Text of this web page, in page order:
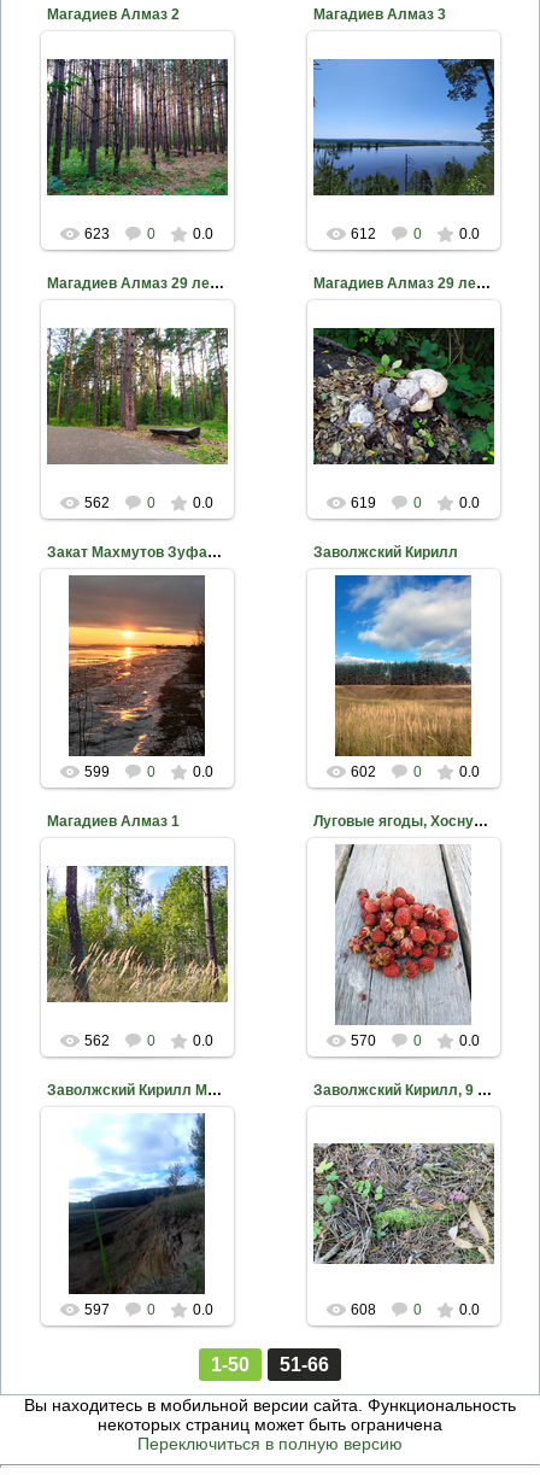
Магадиев Алмаз 2
2020-10-18
nkama
623 0 0.0
Магадиев Алмаз 3
nkama
612 0 0.0
Магадиев Алмаз 29 лет Елабуга (3)
2020-10-18
nkama
562 0 0.0
Магадиев Алмаз 29 лет Елабуга (2)
2020-10-18
nkama
619 0 0.0
Закат Махмутов Зуфар ДЭБЦ ЕМР РТ, 11 лет
2020-10-18
nkama
599 0 0.0
Заволжский Кирилл
2020-10-18
nkama
602 0 0.0
Магадиев Алмаз 1
2020-10-18
nkama
562 0 0.0
Луговые ягоды, Хоснуллин Ислам, 13 лет МЮУ ДО ДЭБЦ
2020-10-18
nkama
570 0 0.0
Заволжский Кирилл МБУ ДО ДЭБЦ ЕМР РТ
2020-10-18
nkama
597 0 0.0
Заволжский Кирилл, 9 лет, Мох Танайского леса
2020-10-18
nkama
608 0 0.0
1-50 51-66
Вы находитесь в мобильной версии сайта. Функциональность
некоторых страниц может быть ограничена
Переключиться в полную версию